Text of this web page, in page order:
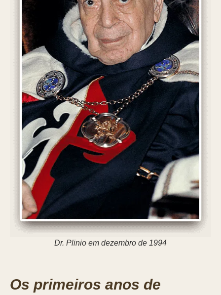
Dr. Plinio em dezembro de 1994
Os primeiros anos de